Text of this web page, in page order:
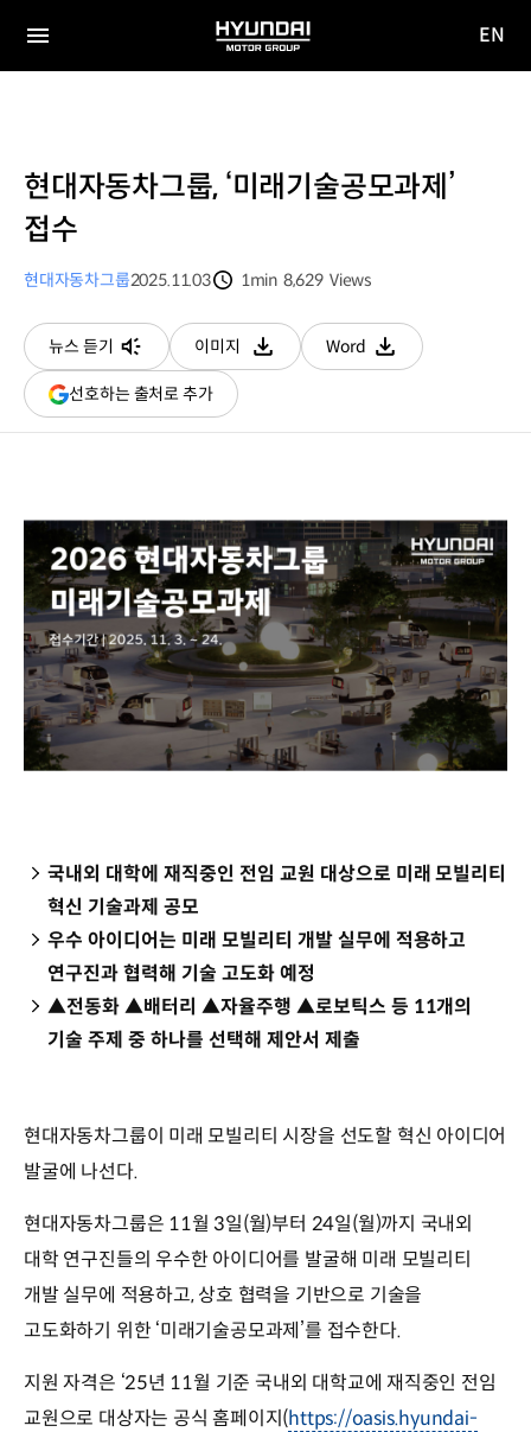
전체
HYUNDAI
MOTOR
EN
현대자동차그룹, ‘미래기술공모과제’
접수
현대자동차그룹2025.11.03
1min 8,629 Views
뉴스 듣기
이미지
다운로드
Word
다운로드
선호하는 출처로 추가(새
창
국내외 대학에 재직중인 전임 교원 대상으로 미래 모빌리티
혁신 기술과제 공모
우수 아이디어는 미래 모빌리티 개발 실무에 적용하고
연구진과 협력해 기술 고도화 예정
▲전동화 ▲배터리 ▲자율주행 ▲로보틱스 등 11개의
기술 주제 중 하나를 선택해 제안서 제출
현대자동차그룹이 미래 모빌리티 시장을 선도할 혁신 아이디어
발굴에 나선다.
현대자동차그룹은 11월 3일(월)부터 24일(월)까지 국내외
대학 연구진들의 우수한 아이디어를 발굴해 미래 모빌리티
개발 실무에 적용하고, 상호 협력을 기반으로 기술을
고도화하기 위한 ‘미래기술공모과제’를 접수한다.
지원 자격은 ‘25년 11월 기준 국내외 대학교에 재직중인 전임
교원으로 대상자는 공식 홈페이지(https://oasis.hyundai-